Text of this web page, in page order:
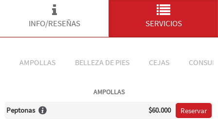
INFO/RESEÑAS SERVICIOS
AMPOLLAS BELLEZA DE PIES CEJAS
AMPOLLAS
Peptonas $60.000 Reservar